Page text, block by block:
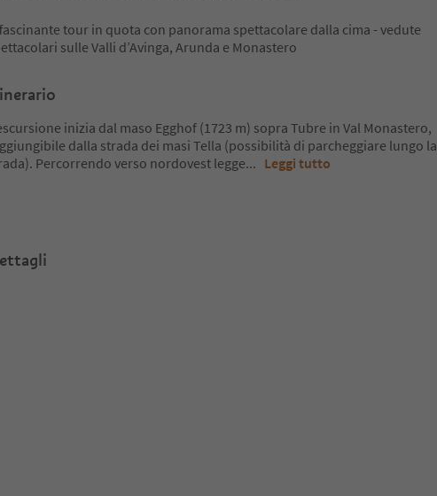
tour in quota con panorama spettacolare dalla cima - vedute
sulle Valli d’Avinga, Arunda e Monastero
inizia dal maso Egghof (1723 m) sopra Tubre in Val Monastero,
dalla strada dei masi Tella (possibilità di parcheggiare lungo la
Percorrendo verso nordovest legge... Leggi tutto